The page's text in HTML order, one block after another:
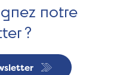
notre
?